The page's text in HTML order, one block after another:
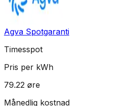
Agva Spotgaranti
Timesspot
Pris per kWh
79.22 øre
Månedlig kostnad